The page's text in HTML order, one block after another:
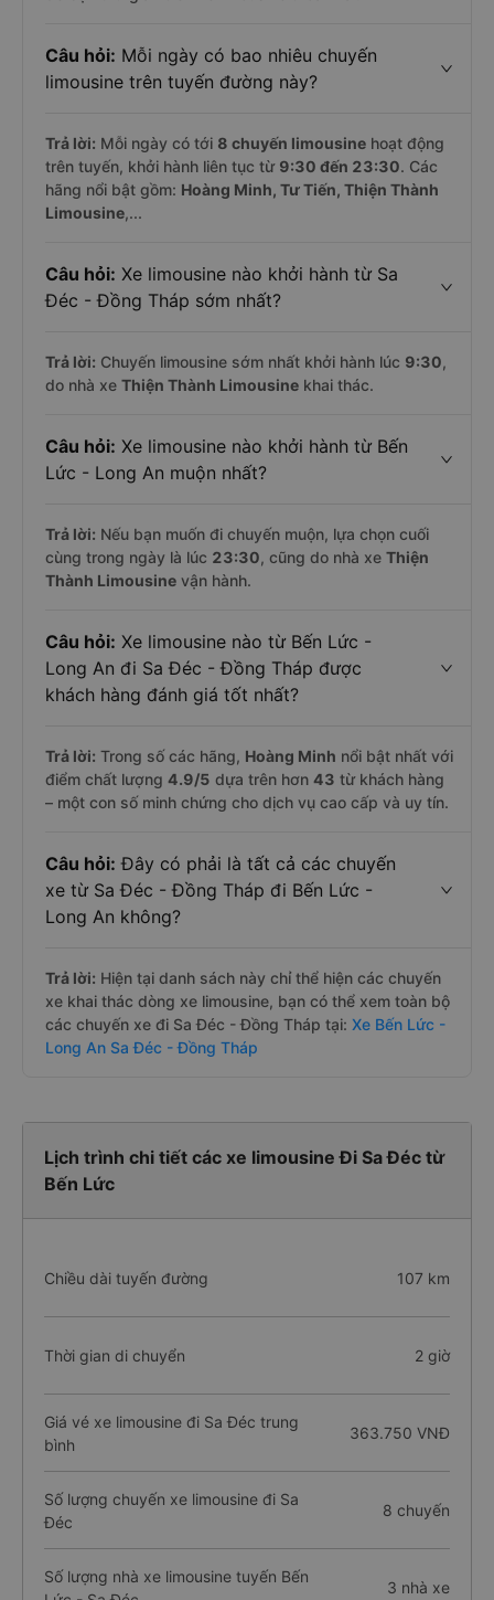
Câu hỏi: Mỗi ngày có bao nhiêu chuyến
limousine trên tuyến đường này?
Trả lời: Mỗi ngày có tới 8 chuyến limousine hoạt động
trên tuyến, khởi hành liên tục từ 9:30 đến 23:30. Các
hãng nổi bật gồm: Hoàng Minh, Tư Tiến, Thiện Thành
Limousine,...
Câu hỏi: Xe limousine nào khởi hành từ Sa
Đéc - Đồng Tháp sớm nhất?
Trả lời: Chuyến limousine sớm nhất khởi hành lúc 9:30,
do nhà xe Thiện Thành Limousine khai thác.
Câu hỏi: Xe limousine nào khởi hành từ Bến
Lức - Long An muộn nhất?
Trả lời: Nếu bạn muốn đi chuyến muộn, lựa chọn cuối
cùng trong ngày là lúc 23:30, cũng do nhà xe Thiện
Thành Limousine vận hành.
Câu hỏi: Xe limousine nào từ Bến Lức -
Long An đi Sa Đéc - Đồng Tháp được
khách hàng đánh giá tốt nhất?
Trả lời: Trong số các hãng, Hoàng Minh nổi bật nhất với
điểm chất lượng 4.9/5 dựa trên hơn 43 từ khách hàng
– một con số minh chứng cho dịch vụ cao cấp và uy tín.
Câu hỏi: Đây có phải là tất cả các chuyến
xe từ Sa Đéc - Đồng Tháp đi Bến Lức -
Long An không?
Trả lời: Hiện tại danh sách này chỉ thể hiện các chuyến
xe khai thác dòng xe limousine, bạn có thể xem toàn bộ
các chuyến xe đi Sa Đéc - Đồng Tháp tại: Xe Bến Lức -
Long An Sa Đéc - Đồng Tháp
Lịch trình chi tiết các xe limousine Đi Sa Đéc từ
Bến Lức
Chiều dài tuyến đường 107 km
Thời gian di chuyển 2 giờ
Giá vé xe limousine đi Sa Đéc trung
bình
363.750 VNĐ
Số lượng chuyến xe limousine đi Sa
Đéc
8 chuyến
Số lượng nhà xe limousine tuyến Bến
3 nhà xe